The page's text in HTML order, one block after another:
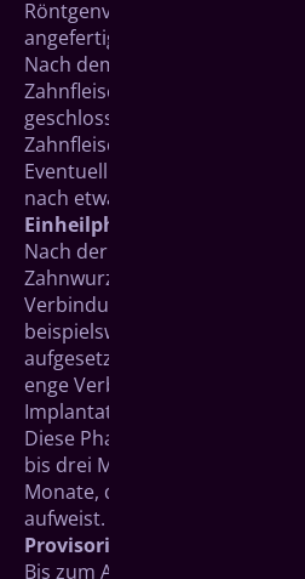
Röntgenverfahren (CT oder
angefertigt.
Nach dem Einsetzen des
Zahnfleisch entweder durch
geschlossen oder ein Stumpf
Zahnfleisches eingepasst
Eventuell verwendete
nach etwa ein bis drei Wochen
Einheilphase
Nach der Implantation muss
Zahnwurzel im Kieferknochen
Verbindungsstück und der
beispielsweise in Form einer
aufgesetzt werden kann. In
enge Verbindung zwischen
Implantatoberfläche.
Diese Phase dauert im
bis drei Monate, im Oberkiefer
Monate, da dieser eine
aufweist.
Provisorischer Zahnersatz
Bis zum Aufsetzen des